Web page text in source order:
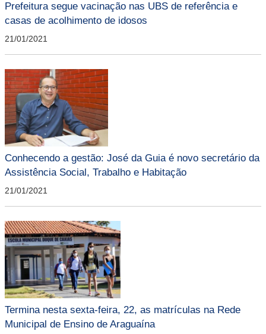
Prefeitura segue vacinação nas UBS de referência e
casas de acolhimento de idosos
21/01/2021
Conhecendo a gestão: José da Guia é novo secretário da
Assistência Social, Trabalho e Habitação
21/01/2021
Termina nesta sexta-feira, 22, as matrículas na Rede
Municipal de Ensino de Araguaína